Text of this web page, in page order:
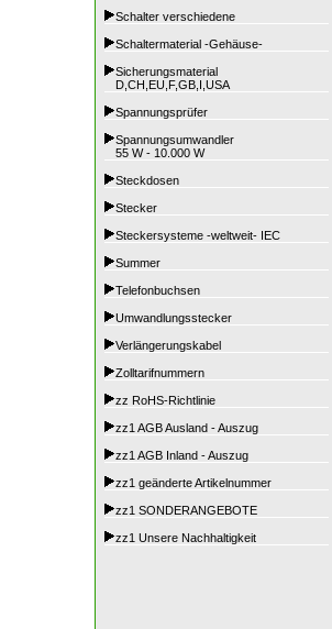
Schalter verschiedene
Schaltermaterial -Gehäuse-
Sicherungsmaterial
D,CH,EU,F,GB,I,USA
Spannungsprüfer
Spannungsumwandler
55 W - 10.000 W
Steckdosen
Stecker
Steckersysteme -weltweit- IEC
Summer
Telefonbuchsen
Umwandlungsstecker
Verlängerungskabel
Zolltarifnummern
zz RoHS-Richtlinie
zz1 AGB Ausland - Auszug
zz1 AGB Inland - Auszug
zz1 geänderte Artikelnummer
zz1 SONDERANGEBOTE
zz1 Unsere Nachhaltigkeit